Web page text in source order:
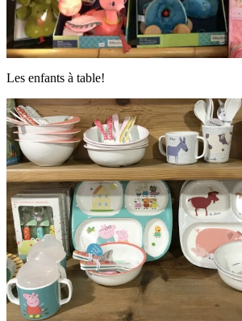
Les enfants à table!